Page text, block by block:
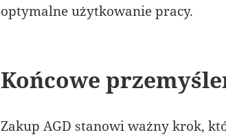
optymalne użytkowanie pracy.
Końcowe
Zakup AGD stanowi ważny krok,